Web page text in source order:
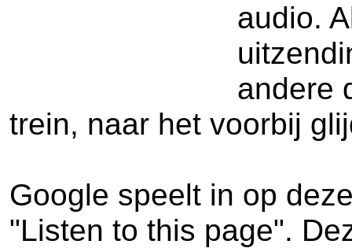
audio.
andere
trein, naar het voorbij
Google speelt in op
"Listen to this page".